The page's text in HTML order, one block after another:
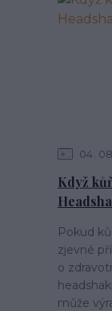
04 08
Když
Pokud
zjevné
o
může